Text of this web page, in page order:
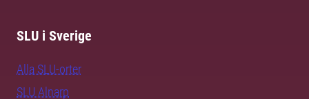
SLU i Sverige
Alla SLU-orter
SLU Alnarp